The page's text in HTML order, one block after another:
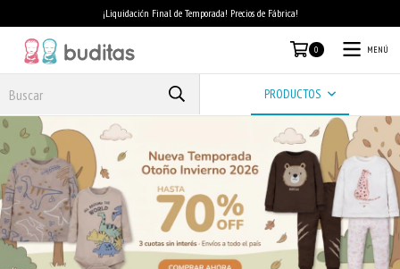
¡Liquidación Final de Temporada! Precios de Fábrica!
0 MENÚ
PRODUCTOS